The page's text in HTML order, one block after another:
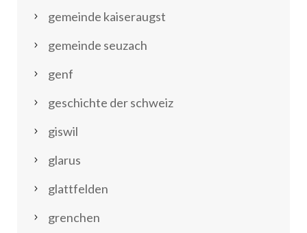
gemeinde kaiseraugst
gemeinde seuzach
genf
geschichte der schweiz
giswil
glarus
glattfelden
grenchen